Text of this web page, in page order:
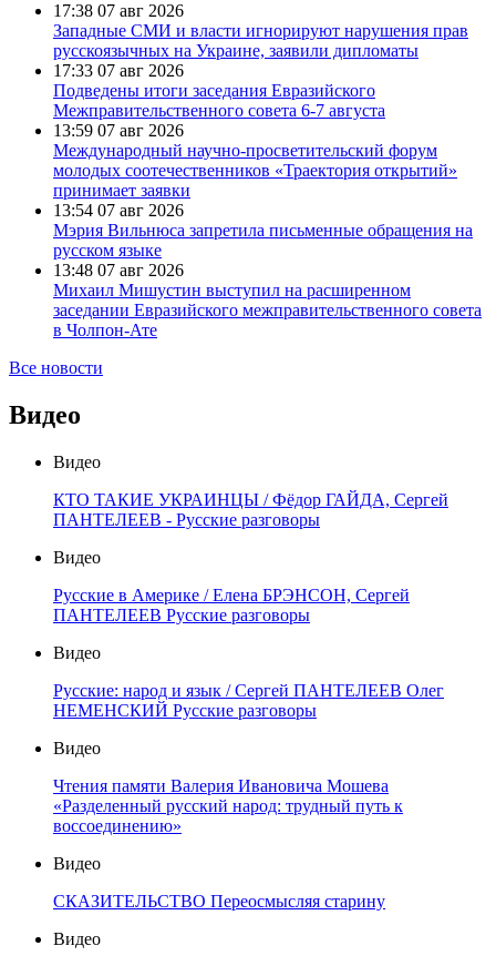
17:38 07 авг 2026
Западные СМИ и власти игнорируют нарушения прав
русскоязычных на Украине, заявили дипломаты
17:33 07 авг 2026
Подведены итоги заседания Евразийского
Межправительственного совета 6-7 августа
13:59 07 авг 2026
Международный научно-просветительский форум
молодых соотечественников «Траектория открытий»
принимает заявки
13:54 07 авг 2026
Мэрия Вильнюса запретила письменные обращения на
русском языке
13:48 07 авг 2026
Михаил Мишустин выступил на расширенном
заседании Евразийского межправительственного совета
в Чолпон-Ате
Все новости
Видео
Видео
КТО ТАКИЕ УКРАИНЦЫ / Фёдор ГАЙДА, Сергей
ПАНТЕЛЕЕВ - Русские разговоры
Видео
Русские в Америке / Елена БРЭНСОН, Сергей
ПАНТЕЛЕЕВ Русские разговоры
Видео
Русские: народ и язык / Сергей ПАНТЕЛЕЕВ Олег
НЕМЕНСКИЙ Русские разговоры
Видео
Чтения памяти Валерия Ивановича Мошева
«Разделенный русский народ: трудный путь к
воссоединению»
Видео
СКАЗИТЕЛЬСТВО Переосмысляя старину
Видео